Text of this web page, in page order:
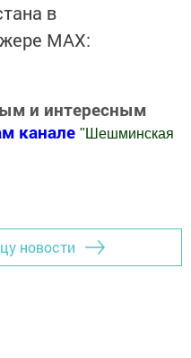
в
MАХ:
и интересным
канале " Шешминская
новости